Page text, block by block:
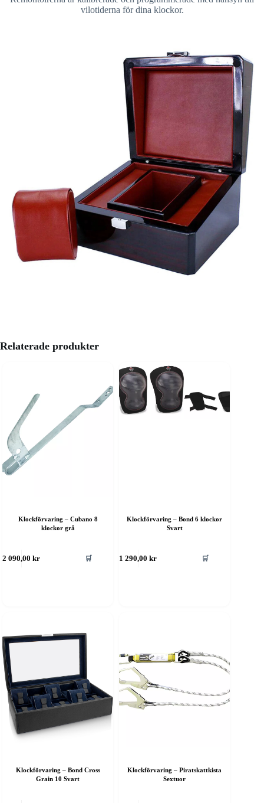
vilotiderna för dina klockor.
Relaterade produkter
Klockförvaring – Cubano 8
klockor grå
2 090,00kr 🛒
Klockförvaring – Bond 6 klockor
Svart
1 290,00kr 🛒
Klockförvaring – Bond Cross
Grain 10 Svart
Klockförvaring – Piratskattkista
Sextuor